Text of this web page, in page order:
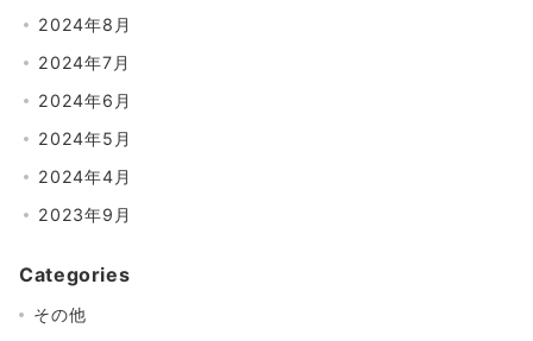
2024年8月
2024年7月
2024年6月
2024年5月
2024年4月
2023年9月
Categories
その他